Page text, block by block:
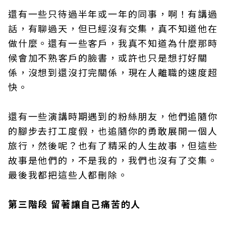
還有一些只待過半年或一年的同事，啊！有講過
話，有聊過天，但已經沒有交集，真不知道他在
做什麼。還有一些客戶，我真不知道為什麼那時
候會加不熟客戶的臉書，或許也只是想打好關
係，沒想到還沒打完關係，現在人離職的速度超
快。
還有一些演講時期遇到的粉絲朋友，他們追隨你
的腳步去打工度假，也追隨你的勇敢展開一個人
旅行，然後呢？也有了精采的人生故事，但這些
故事是他們的，不是我的，我們也沒有了交集。
最後我都把這些人都刪除。
第三階段 留著讓自己痛苦的人